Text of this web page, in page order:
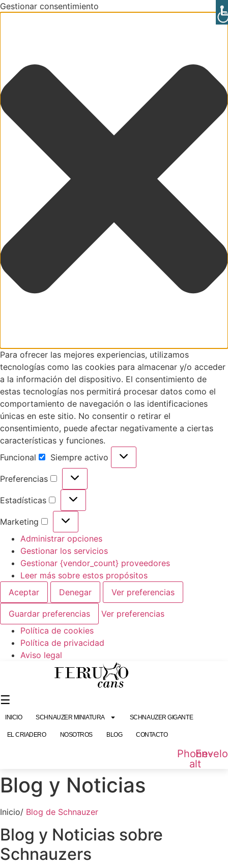
Gestionar consentimiento
Para ofrecer las mejores experiencias, utilizamos
tecnologías como las cookies para almacenar y/o acceder
a la información del dispositivo. El consentimiento de
estas tecnologías nos permitirá procesar datos como el
comportamiento de navegación o las identificaciones
únicas en este sitio. No consentir o retirar el
consentimiento, puede afectar negativamente a ciertas
características y funciones.
Funcional
Funcional
Siempre activo
Preferencias
Preferencias
Estadísticas
Estadísticas
Marketing
Marketing
Administrar opciones
Gestionar los servicios
Gestionar {vendor_count} proveedores
Leer más sobre estos propósitos
Aceptar
Denegar Ver preferencias
Guardar preferencias
Ver preferencias
Política de cookies
Política de privacidad
Aviso legal
☰
INICIO SCHNAUZER MINIATURA SCHNAUZER GIGANTE
EL CRIADERO NOSOTROS BLOG CONTACTO
Phone-
alt
Blog y Noticias
Inicio/ Blog de Schnauzer
Blog y Noticias sobre
Schnauzers